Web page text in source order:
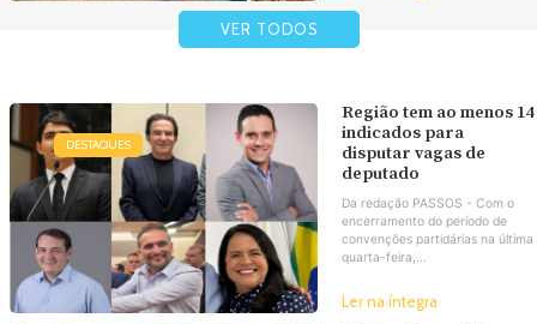
VER TODOS
DESTAQUES
Região tem ao menos 14
indicados para
disputar vagas de
deputado
Da redação PASSOS - Com o
encerramento do período de
convenções partidárias na última
quarta-feira,...
Ler na íntegra